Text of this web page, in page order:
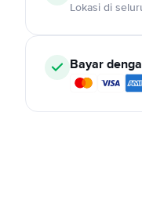
Lokasi di
Bayar